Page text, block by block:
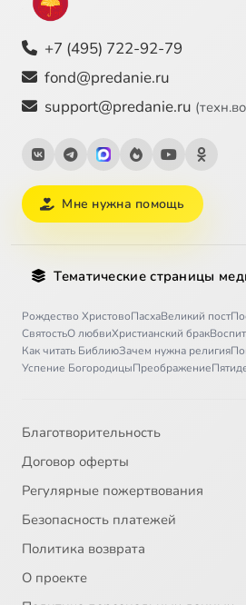
+7 (495) 722-92-79
fond@predanie.ru
support@predanie.ru
Мне нужна помощь
Тематические страницы
Рождество ХристовоПасхаВеликий пост
СвятостьО любвиХристианский брак
Как читать БиблиюЗачем нужна религия
Успение БогородицыПреображение
Благотворительность
Договор оферты
Регулярные пожертвования
Безопасность платежей
Политика возврата
О проекте